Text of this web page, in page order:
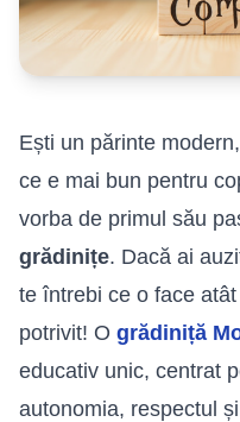
Ești un părinte
ce e mai bun pentru
vorba de primul său
grădinițe. Dacă ai
te întrebi ce o face
potrivit! O grădiniță
educativ unic, centrat
autonomia, respectul